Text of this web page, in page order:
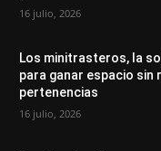
16 julio, 2026
Los minitrasteros, la
para ganar espacio sin
pertenencias
16 julio, 2026